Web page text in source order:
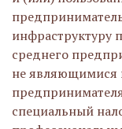
инфраструктуру
среднего
не
специальный